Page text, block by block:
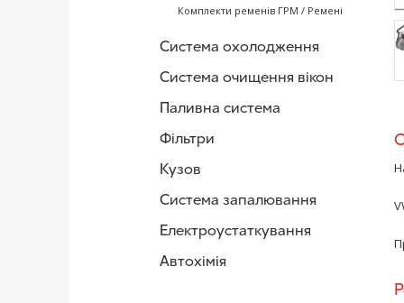
Комплекти ременів ГРМ / Ремені
Система охолодження
Система очищення вікон
Паливна система
Фільтри
Кузов
Система запалювання
Електроустаткування
Автохімія